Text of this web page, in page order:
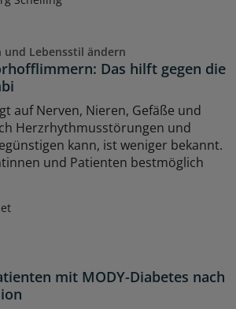
und Lebensstil ändern
Das hilft gegen die
auf Nerven, Nieren, Gefäße und
Herzrhythmusstörungen und
kann, ist weniger bekannt.
und Patienten bestmöglich
mit MODY-Diabetes nach